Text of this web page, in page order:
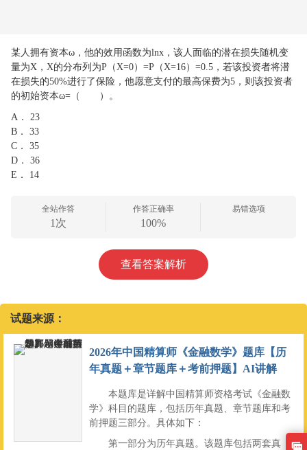
某人拥有资本ω，他的效用函数为lnx，该人面临的潜在损失随机变
量为X，X的分布列为P（X=0）=P（X=16）=0.5，若该投资者将潜
在损失的50%进行了保险，他愿意支付的最高保费为5，则该投资者
的初始资本ω=（ ）。
A．
23
B．
33
C．
35
D．
36
E．
14
全站作答
1次
作答正确率
100%
易错选项
查看答案解析
试题来源：
2026年中国精算师《金融数学》题库【历
年真题＋章节题库＋考前押题】AI讲解
本题库是详解中国精算师资格考试《金融数
学》科目的题库，包括历年真题、章节题库和考
前押题三部分。具体如下：
第一部分为历年真题。该题库包括两套真